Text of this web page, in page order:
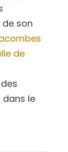
son
de
dans le